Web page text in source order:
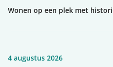
Wonen op een plek met
4 augustus 2026